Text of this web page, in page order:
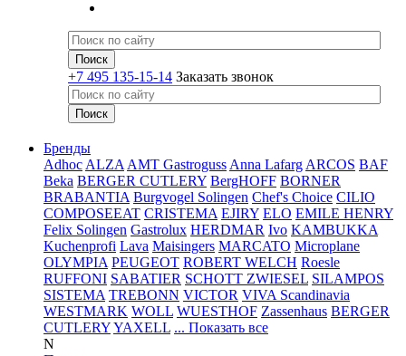
+7 495 135-15-14 Заказать звонок
Бренды
Adhoc ALZA AMT Gastroguss Anna Lafarg ARCOS BAF
Beka BERGER CUTLERY BergHOFF BORNER
BRABANTIA Burgvogel Solingen Chef's Choice CILIO
COMPOSEEAT CRISTEMA EJIRY ELO EMILE HENRY
Felix Solingen Gastrolux HERDMAR Ivo KAMBUKKA
Kuchenprofi Lava Maisingers MARCATO Microplane
OLYMPIA PEUGEOT ROBERT WELCH Roesle
RUFFONI SABATIER SCHOTT ZWIESEL SILAMPOS
SISTEMA TREBONN VICTOR VIVA Scandinavia
WESTMARK WOLL WUESTHOF Zassenhaus BERGER
CUTLERYYAXELL ... Показать все
N